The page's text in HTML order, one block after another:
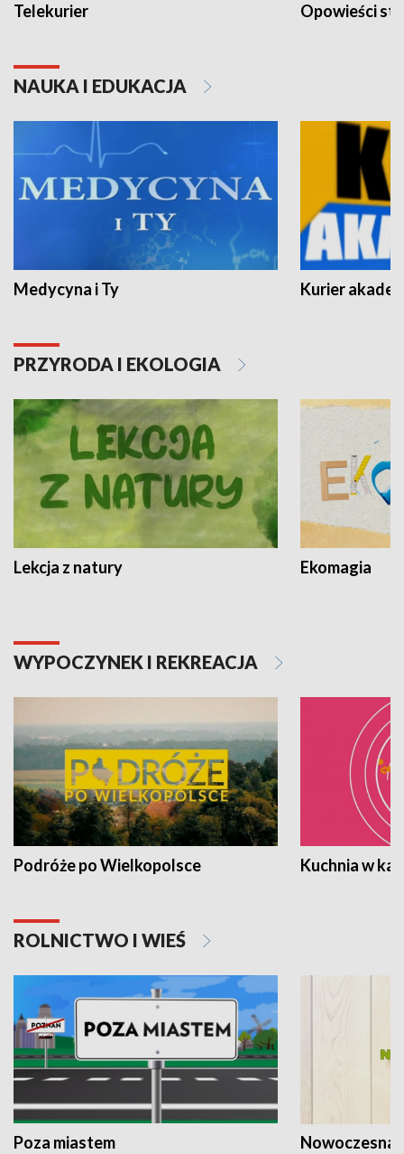
Telekurier Opowieści
NAUKA I EDUKACJA
Medycyna i Ty Kurier
PRZYRODA I EKOLOGIA
Lekcja z natury Ekomagia
WYPOCZYNEK I REKREACJA
Podróże po Wielkopolsce Kuchnia w
ROLNICTWO I WIEŚ
Poza miastem Nowoczesna